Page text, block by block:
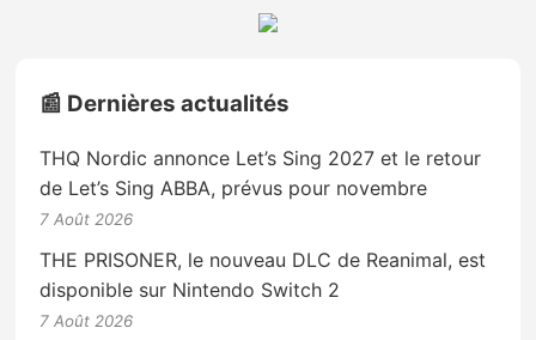
📰 Dernières actualités
THQ Nordic annonce Let’s Sing 2027 et le retour
de Let’s Sing ABBA, prévus pour novembre
7 Août 2026
THE PRISONER, le nouveau DLC de Reanimal, est
disponible sur Nintendo Switch 2
7 Août 2026